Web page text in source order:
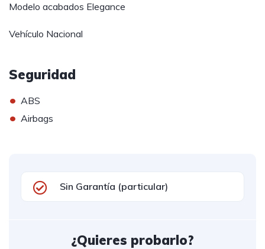
Modelo acabados Elegance
Vehículo Nacional
Seguridad
• ABS
• Airbags
Sin Garantía (particular)
¿Quieres probarlo?